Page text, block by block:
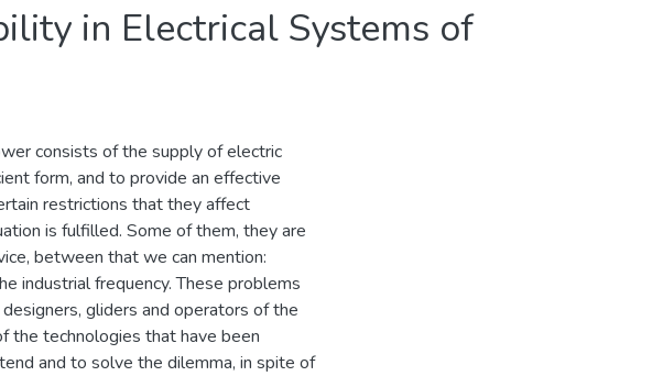
in Electrical Systems of
consists of the supply of electric
form, and to provide an effective
restrictions that they affect
is fulfilled. Some of them, they are
between that we can mention:
industrial frequency. These problems
gliders and operators of the
the technologies that have been
and to solve the dilemma, in spite of